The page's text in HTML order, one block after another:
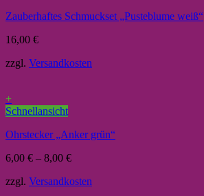
Zauberhaftes Schmuckset „Pusteblume weiß“
16,00 €
zzgl. Versandkosten
+
Schnellansicht
Ohrstecker „Anker grün“
6,00 € – 8,00 €
zzgl. Versandkosten